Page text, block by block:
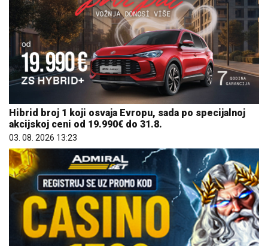
Hibrid broj 1 koji osvaja Evropu, sada po specijalnoj
akcijskoj ceni od 19.990€ do 31.8.
03. 08. 2026 13:23